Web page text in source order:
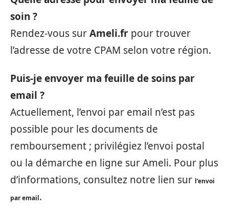
soin ?
Rendez-vous surAmeli.fr pour trouver
l’adresse de votre CPAM selon votre région.
Puis-je envoyer ma feuille de soins par
email ?
Actuellement, l’envoi par email n’est pas
possible pour les documents de
remboursement ; privilégiez l’envoi postal
ou la démarche en ligne sur Ameli. Pour plus
d’informations, consultez notre lien sur l’envoi
par email.